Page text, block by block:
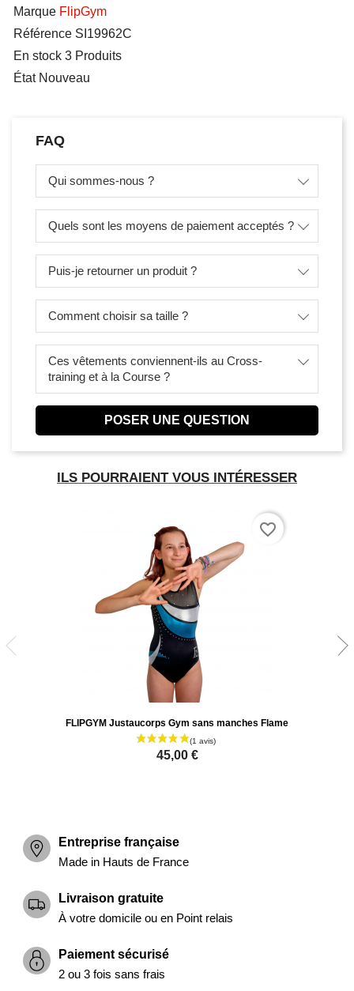
Marque FlipGym
Référence SI19962C
En stock 3 Produits
État Nouveau
FAQ
Qui sommes-nous ?
Quels sont les moyens de paiement acceptés ?
Puis-je retourner un produit ?
Comment choisir sa taille ?
Ces vêtements conviennent-ils au Cross-
training et à la Course ?
POSER UNE QUESTION
ILS POURRAIENT VOUS INTÉRESSER
FLIPGYM Justaucorps Gym sans manches Flame
45,00 €
favorite_border
Entreprise française
Made in Hauts de France
Livraison gratuite
À votre domicile ou en Point relais
Paiement sécurisé
2 ou 3 fois sans frais